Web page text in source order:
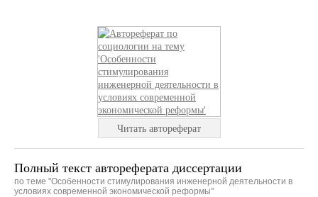
Читать автореферат
Полный текст автореферата диссертации
по теме "Особенности стимулирования инженерной деятельности в
условиях современной экономической реформы"